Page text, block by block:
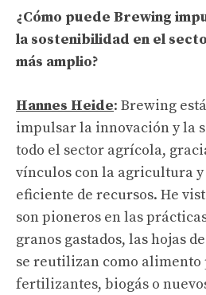
¿Cómo puede Brewing
la sostenibilidad en el
más amplio?
Hannes Heide: Brewing
impulsar la innovación y la
todo el sector agrícola,
vínculos con la agricultura
eficiente de recursos. He
son pioneros en las
granos gastados, las hojas
se reutilizan como alimento
fertilizantes, biogás o